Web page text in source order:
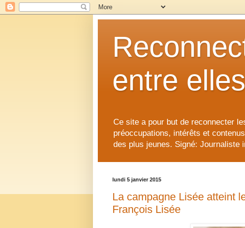
entre elles
Ce site a pour but de reconnecter
préoccupations, intérêts et
des plus jeunes. Signé: Journaliste
lundi 5 janvier 2015
La campagne Lisée atteint
François Lisée